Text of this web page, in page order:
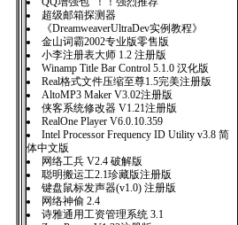
超级邮箱探测器
《DreamweaverUltraDev实例教程》
金山词霸2002专业版零售版
小李注册表大师 1.2 注册版
Winamp Title Bar Control 5.1.0 汉化版
Real格式文件压缩至尊1.5完美注册版
AltoMP3 Maker V3.02注册版
侠客系统修改器 V1.21注册版
RealOne Player V6.0.10.359
Intel Processor Frequency ID Utility v3.8 简
体中文版
网络工兵 V2.4 破解版
聪明搬运工2.1珍藏版注册版
键盘鼠标发声器(v1.0) 注册版
网络神偷 2.4
诗雅通用工资管理系统 3.1